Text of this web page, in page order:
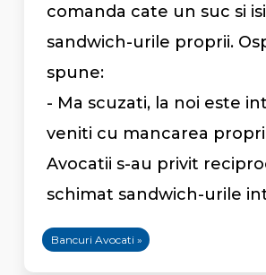
comanda cate un suc si
sandwich-urile proprii.
spune:
- Ma scuzati, la noi este
veniti cu mancarea
Avocatii s-au privit
schimat sandwich-urile
Bancuri Avocati »